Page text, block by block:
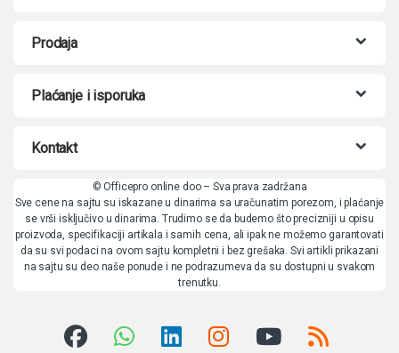
Prodaja
Plaćanje i isporuka
Kontakt
© Officepro online doo – Sva prava zadržana
Sve cene na sajtu su iskazane u dinarima sa uračunatim porezom, i plaćanje
se vrši isključivo u dinarima. Trudimo se da budemo što precizniji u opisu
proizvoda, specifikaciji artikala i samih cena, ali ipak ne možemo garantovati
da su svi podaci na ovom sajtu kompletni i bez grešaka. Svi artikli prikazani
na sajtu su deo naše ponude i ne podrazumeva da su dostupni u svakom
trenutku.